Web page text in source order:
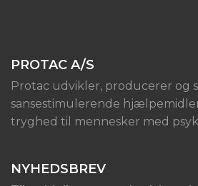
PROTAC A/S
Protac udvikler, producerer og
sansestimulerende
tryghed til mennesker med
NYHEDSBREV